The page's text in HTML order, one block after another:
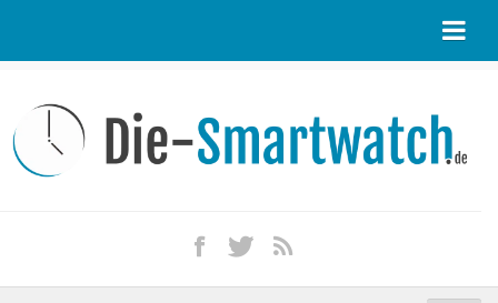
Kontakt / Tipp geben
Impressum
iPhone kaufen